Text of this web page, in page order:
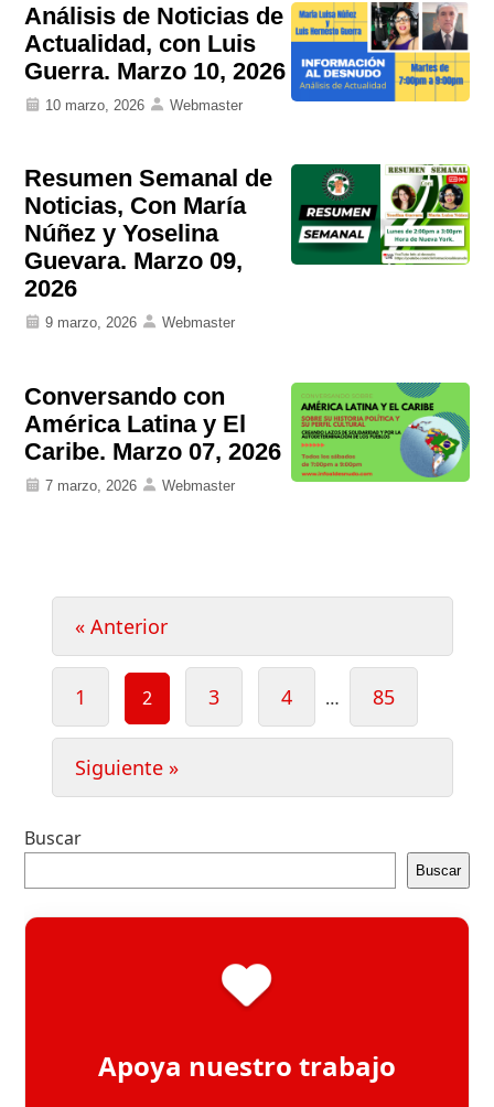
Análisis de Noticias de
Actualidad, con Luis
Guerra. Marzo 10, 2026
10 marzo, 2026 Webmaster
Resumen Semanal de
Noticias, Con María
Núñez y Yoselina
Guevara. Marzo 09,
2026
9 marzo, 2026 Webmaster
Conversando con
América Latina y El
Caribe. Marzo 07, 2026
7 marzo, 2026 Webmaster
de
entradas
« Anterior
Page
1 Page
2 Page
3 Page
4 … Page
85
Siguiente »
Buscar
Buscar
Apoya nuestro trabajo